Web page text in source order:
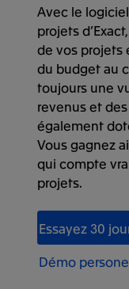
Avec le
projets
de vos projets
du budget au
toujours une
revenus et
également
Vous gagnez
qui compte
projets.
Essayez 30
Démo